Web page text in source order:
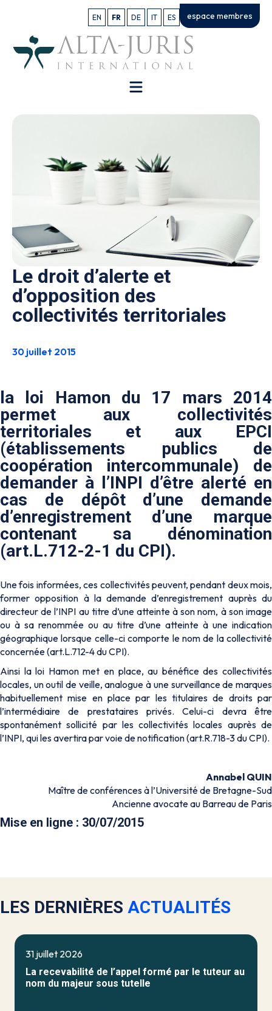
EN FR DE IT ES espace membres
Le droit d’alerte et
d’opposition des
collectivités territoriales
30 juillet 2015
la loi Hamon du 17 mars 2014
permet aux collectivités
territoriales et aux EPCI
(établissements publics de
coopération intercommunale) de
demander à l’INPI d’être alerté en
cas de dépôt d’une demande
d’enregistrement d’une marque
contenant sa dénomination
(art.L.712-2-1 du CPI).
Une fois informées, ces collectivités peuvent, pendant deux mois,
former opposition à la demande d’enregistrement auprès du
directeur de l’INPI au titre d’une atteinte à son nom, à son image
ou à sa renommée ou au titre d’une atteinte à une indication
géographique lorsque celle-ci comporte le nom de la collectivité
concernée (art.L.712-4 du CPI).
Ainsi la loi Hamon met en place, au bénéfice des collectivités
locales, un outil de veille, analogue à une surveillance de marques
habituellement mise en place par les titulaires de droits par
l’intermédiaire de prestataires privés. Celui-ci devra être
spontanément sollicité par les collectivités locales auprès de
l’INPI, qui les avertira par voie de notification (art.R.718-3 du CPI).
Annabel QUIN
Maître de conférences à l’Université de Bretagne-Sud
Ancienne avocate au Barreau de Paris
Mise en ligne : 30/07/2015
LES DERNIÈRES ACTUALITÉS
31 juillet 2026
La recevabilité de l’appel formé par le tuteur au
nom du majeur sous tutelle